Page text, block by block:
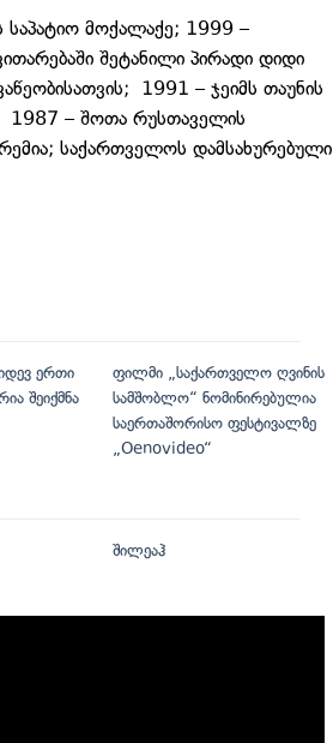
მოქალაქე; 1999 –
შეტანილი პირადი დიდი
1991 – ჯეიმს თაუნის
1987 – შოთა რუსთაველის
საქართველოს დამსახურებული
ერთი
შეიქმნა
ფილმი „საქართველო ღვინის
სამშობლო“ ნომინირებულია
საერთაშორისო ფესტივალზე
„Oenovideo“
შილეაჰ